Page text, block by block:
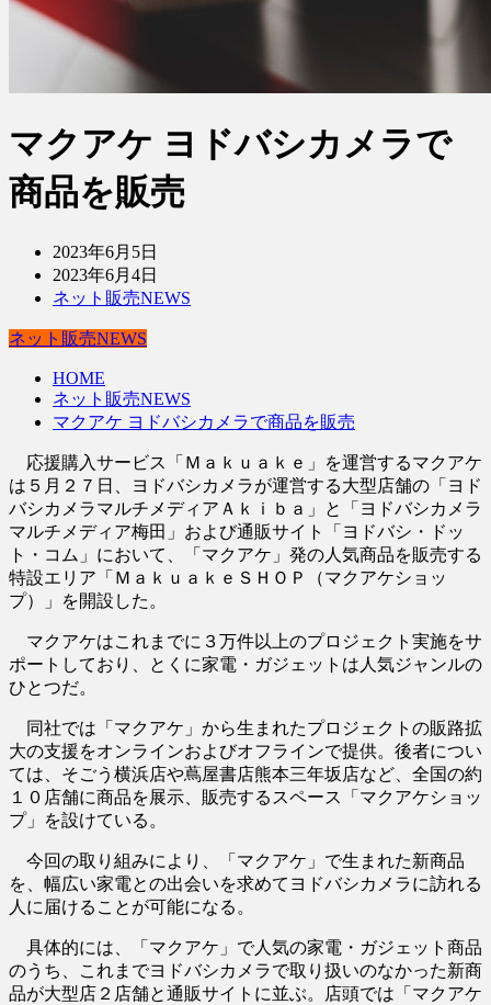
マクアケ ヨドバシカメラで
商品を販売
2023年6月5日
2023年6月4日
ネット販売NEWS
ネット販売NEWS
HOME
ネット販売NEWS
マクアケ ヨドバシカメラで商品を販売
応援購入サービス「Ｍａｋｕａｋｅ」を運営するマクアケ
は５月２７日、ヨドバシカメラが運営する大型店舗の「ヨド
バシカメラマルチメディアＡｋｉｂａ」と「ヨドバシカメラ
マルチメディア梅田」および通販サイト「ヨドバシ・ドッ
ト・コム」において、「マクアケ」発の人気商品を販売する
特設エリア「ＭａｋｕａｋｅＳＨＯＰ（マクアケショッ
プ）」を開設した。
マクアケはこれまでに３万件以上のプロジェクト実施をサ
ポートしており、とくに家電・ガジェットは人気ジャンルの
ひとつだ。
同社では「マクアケ」から生まれたプロジェクトの販路拡
大の支援をオンラインおよびオフラインで提供。後者につい
ては、そごう横浜店や蔦屋書店熊本三年坂店など、全国の約
１０店舗に商品を展示、販売するスペース「マクアケショッ
プ」を設けている。
今回の取り組みにより、「マクアケ」で生まれた新商品
を、幅広い家電との出会いを求めてヨドバシカメラに訪れる
人に届けることが可能になる。
具体的には、「マクアケ」で人気の家電・ガジェット商品
のうち、これまでヨドバシカメラで取り扱いのなかった新商
品が大型店２店舗と通販サイトに並ぶ。店頭では「マクアケ